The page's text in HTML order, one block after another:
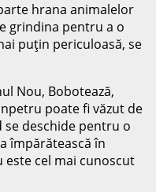
hrana animalelor
grindina pentru a o
puţin periculoasă, se
Nou, Bobotează,
poate fi văzut de
deschide pentru o
împărătească în
este cel mai cunoscut